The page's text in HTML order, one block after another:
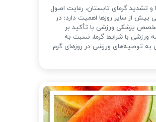
و تشدید گرمای تابستان، رعایت اصول
از سایر روزها اهمیت دارد؛ در
پزشکی ورزشی با تأکید بر
ورزشی با شرایط گرما، نسبت به
به توصیه‌های ورزشی در روزهای گرم